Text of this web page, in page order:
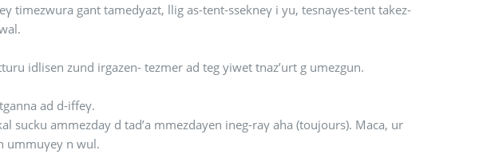
timezwura gant tamedyazt, llig as-tent-ssekneγ i yu, tesnaγes-tent takez-
idlisen zund irgazen- tezmer ad teg yiwet tnaz’urt g umezgun.
ad d-iffeγ.
sucku ammezday d tad’a mmezdayen ineg-raγ aha (toujours). Maca, ur
ummuγey n wul.